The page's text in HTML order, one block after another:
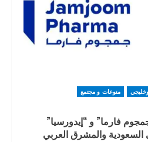
منوعات و مجتمع
فارما” و “إيدورسيا”
والمشرق العربي